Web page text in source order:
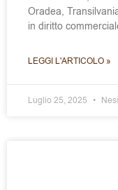
Oradea,
in diritto
LEGGI L'ARTICOLO »
Luglio 25, 2025